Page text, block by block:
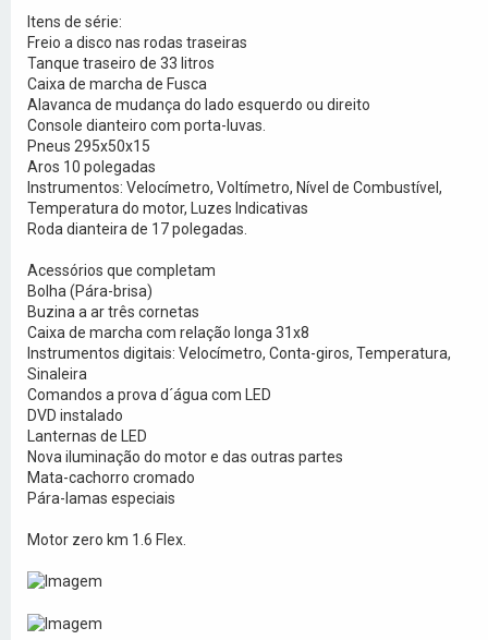
Itens de série:
Freio a disco nas rodas traseiras
Tanque traseiro de 33 litros
Caixa de marcha de Fusca
Alavanca de mudança do lado esquerdo ou direito
Console dianteiro com porta-luvas.
Pneus 295x50x15
Aros 10 polegadas
Instrumentos: Velocímetro, Voltímetro, Nível de Combustível,
Temperatura do motor, Luzes Indicativas
Roda dianteira de 17 polegadas.
Acessórios que completam
Bolha (Pára-brisa)
Buzina a ar três cornetas
Caixa de marcha com relação longa 31x8
Instrumentos digitais: Velocímetro, Conta-giros, Temperatura,
Sinaleira
Comandos a prova d´água com LED
DVD instalado
Lanternas de LED
Nova iluminação do motor e das outras partes
Mata-cachorro cromado
Pára-lamas especiais
Motor zero km 1.6 Flex.